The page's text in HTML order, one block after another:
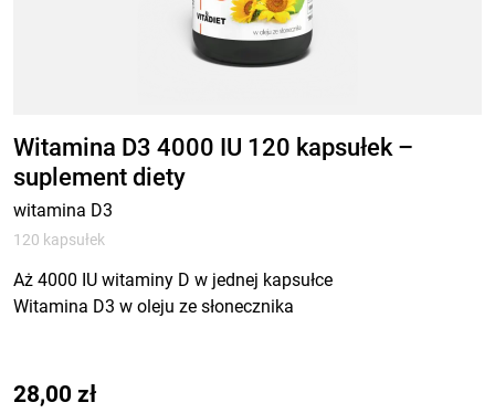
Witamina D3 4000 IU 120 kapsułek –
suplement diety
witamina D3
120 kapsułek
Aż 4000 IU witaminy D w jednej kapsułce
Witamina D3 w oleju ze słonecznika
28,00 zł